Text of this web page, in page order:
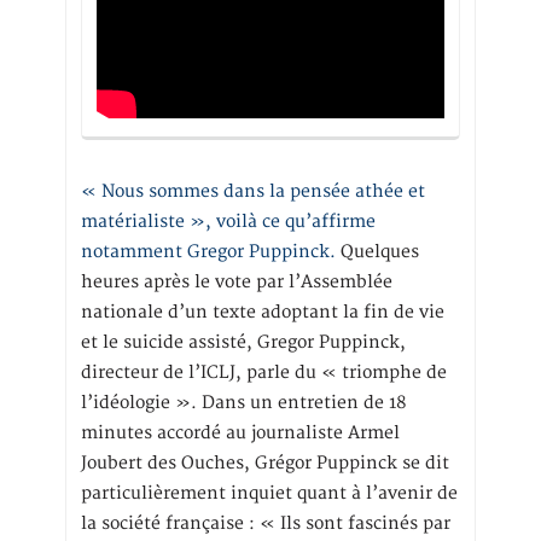
« Nous sommes dans la pensée athée et
matérialiste », voilà ce qu’affirme
notamment Gregor Puppinck. Quelques
heures après le vote par l’Assemblée
nationale d’un texte adoptant la fin de vie
et le suicide assisté, Gregor Puppinck,
directeur de l’ICLJ, parle du « triomphe de
l’idéologie ». Dans un entretien de 18
minutes accordé au journaliste Armel
Joubert des Ouches, Grégor Puppinck se dit
particulièrement inquiet quant à l’avenir de
la société française : « Ils sont fascinés par